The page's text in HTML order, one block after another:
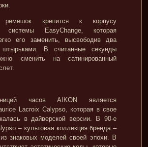
ремешок крепится к корпусу
системы EasyChange, которая
его заменить, высвободив два
В считанные секунды
сменить на сатинированный
часов AIKON является
Lacroix Calypso, которая в свое
в дайверской версии. В 90-е
– культовая коллекция бренда –
знаковых моделей своей эпохи. В